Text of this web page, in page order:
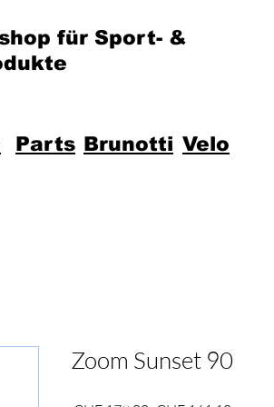
für Sport- &
Parts Brunotti Velo
Zoom Sunset 90